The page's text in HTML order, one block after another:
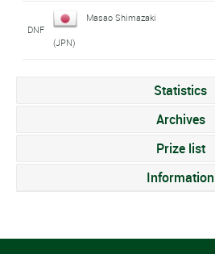
DNF
Masao Shimazaki
(JPN)
Statistics
Archives
Prize list
Information